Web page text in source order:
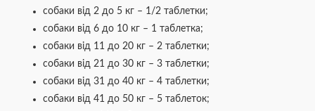
собаки від 2 до 5 кг – 1/2 таблетки;
собаки від 6 до 10 кг – 1 таблетка;
собаки від 11 до 20 кг – 2 таблетки;
собаки від 21 до 30 кг – 3 таблетки;
собаки від 31 до 40 кг – 4 таблетки;
собаки від 41 до 50 кг – 5 таблеток;